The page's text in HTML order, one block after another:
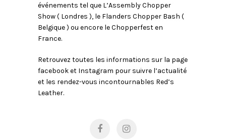
événements tel que L’Assembly Chopper
Show ( Londres ), le Flanders Chopper Bash (
Belgique ) ou encore le Chopperfest en
France.
Retrouvez toutes les informations sur la page
facebook et Instagram pour suivre l’actualité
et les rendez-vous incontournables Red’s
Leather.